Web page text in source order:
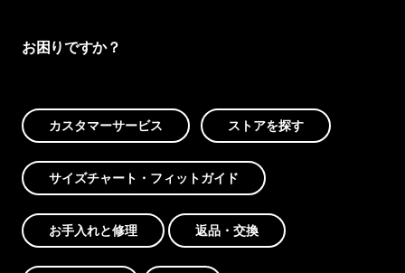
お困りですか？
カスタマーサービス ストアを探す
サイズチャート・フィットガイド
お手入れと修理 返品・交換